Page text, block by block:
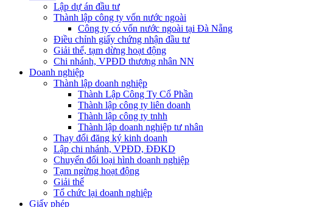
Lập dự án đầu tư
Thành lập công ty vốn nước ngoài
Công ty có vốn nước ngoài tại Đà Nẵng
Điều chỉnh giấy chứng nhận đầu tư
Giải thể, tạm dừng hoạt động
Chi nhánh, VPĐD thương nhân NN
Doanh nghiệp
Thành lập doanh nghiệp
Thành Lập Công Ty Cổ Phần
Thành lập công ty liên doanh
Thành lập công ty tnhh
Thành lập doanh nghiệp tư nhân
Thay đổi đăng ký kinh doanh
Lập chi nhánh, VPĐD, ĐĐKD
Chuyển đổi loại hình doanh nghiệp
Tạm ngừng hoạt động
Giải thể
Tổ chức lại doanh nghiệp
Giấy phép